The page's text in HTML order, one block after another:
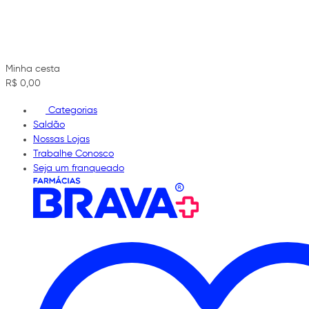
Minha cesta
R$ 0,00
Categorias
Saldão
Nossas Lojas
Trabalhe Conosco
Seja um franqueado